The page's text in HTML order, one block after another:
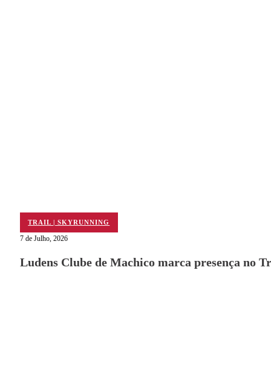
TRAIL | SKYRUNNING
7 de Julho, 2026
Ludens Clube de Machico marca presença no